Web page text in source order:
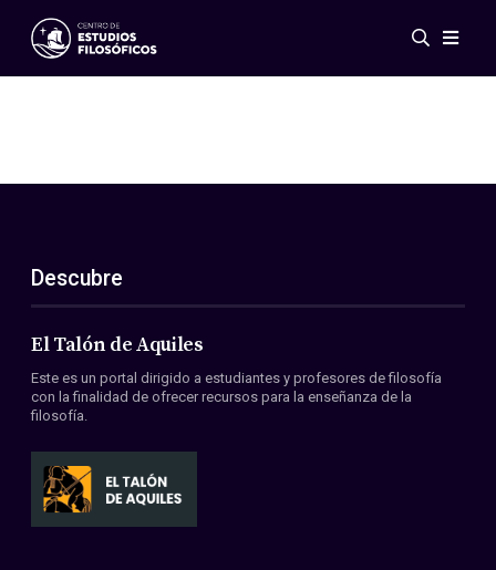
Eventos
ES
EN
Acerca de nosotros
Miembros
Convenios
Descubre
El Talón de Aquiles
Este es un portal dirigido a estudiantes y profesores de filosofía
con la finalidad de ofrecer recursos para la enseñanza de la
filosofía.